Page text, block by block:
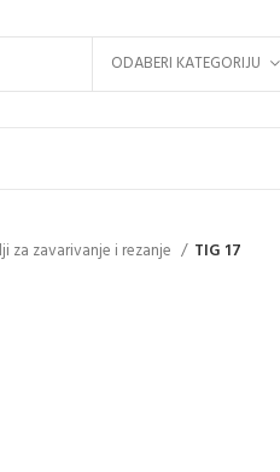
ODABERI KATEGORIJU
za zavarivanje i rezanje TIG 17